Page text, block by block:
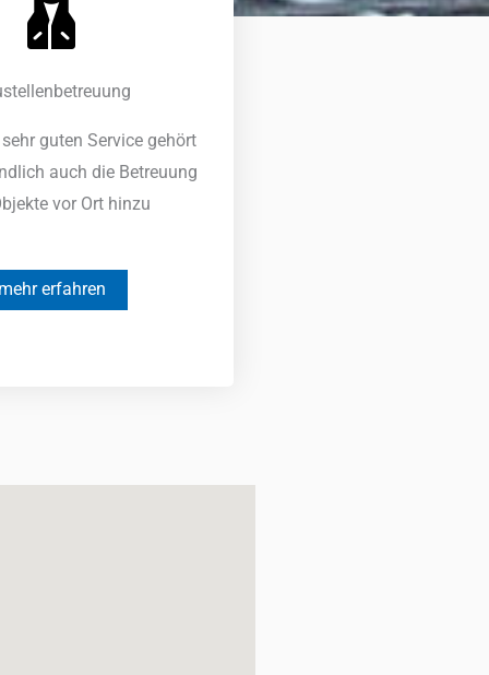
guten Service gehört
auch die Betreuung
vor Ort hinzu
erfahren